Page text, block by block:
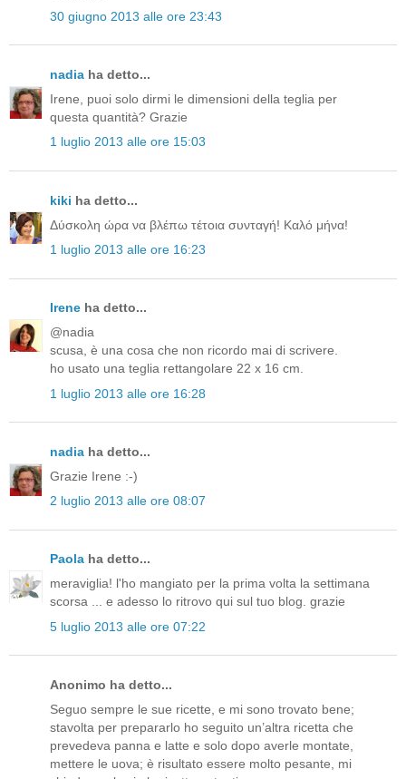
30 giugno 2013 alle ore 23:43
nadia ha detto...
Irene, puoi solo dirmi le dimensioni della teglia per
questa quantità? Grazie
1 luglio 2013 alle ore 15:03
kiki ha detto...
Δύσκολη ώρα να βλέπω τέτοια συνταγή! Καλό μήνα!
1 luglio 2013 alle ore 16:23
Irene ha detto...
@nadia
scusa, è una cosa che non ricordo mai di scrivere.
ho usato una teglia rettangolare 22 x 16 cm.
1 luglio 2013 alle ore 16:28
nadia ha detto...
Grazie Irene :-)
2 luglio 2013 alle ore 08:07
Paola ha detto...
meraviglia! l'ho mangiato per la prima volta la settimana
scorsa ... e adesso lo ritrovo qui sul tuo blog. grazie
5 luglio 2013 alle ore 07:22
Anonimo ha detto...
Seguo sempre le sue ricette, e mi sono trovato bene;
stavolta per prepararlo ho seguito un’altra ricetta che
prevedeva panna e latte e solo dopo averle montate,
mettere le uova; è risultato essere molto pesante, mi